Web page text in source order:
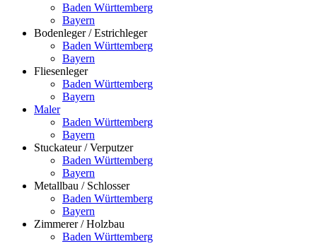
Baden Württemberg
Bayern
Bodenleger / Estrichleger
Baden Württemberg
Bayern
Fliesenleger
Baden Württemberg
Bayern
Maler
Baden Württemberg
Bayern
Stuckateur / Verputzer
Baden Württemberg
Bayern
Metallbau / Schlosser
Baden Württemberg
Bayern
Zimmerer / Holzbau
Baden Württemberg